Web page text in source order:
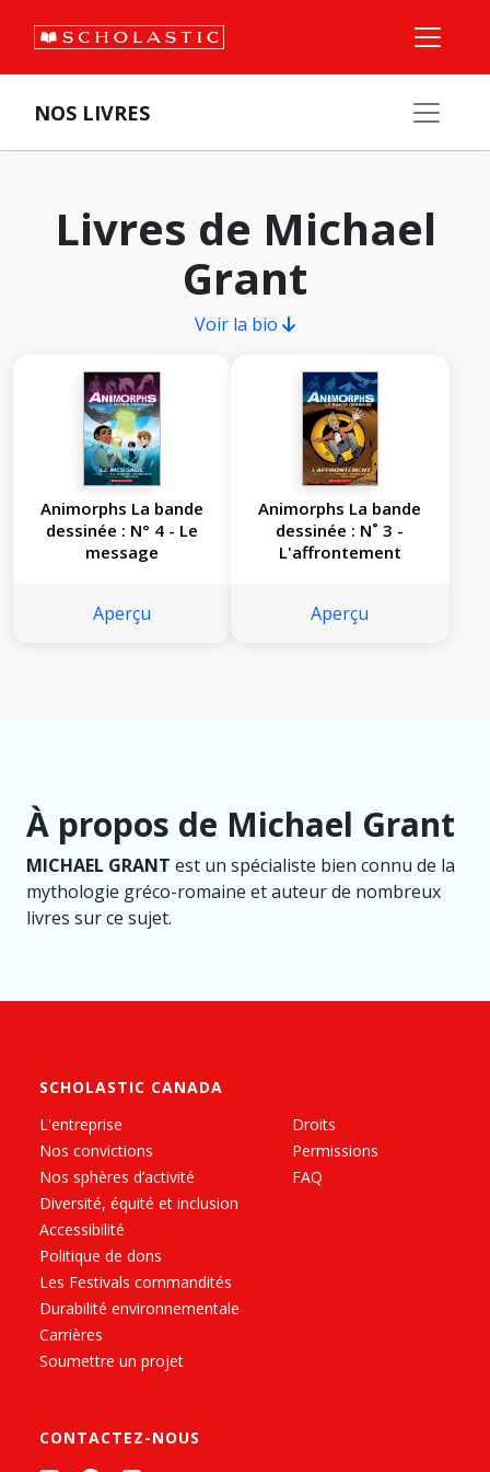
NOS LIVRES
Livres de Michael
Grant
Voir la bio
Animorphs La bande
dessinée : N° 4 - Le
message
Aperçu
Animorphs La bande
dessinée : N˚ 3 -
L'affrontement
Aperçu
À propos de Michael Grant
MICHAEL GRANT est un spécialiste bien connu de la
mythologie gréco-romaine et auteur de nombreux
livres sur ce sujet.
SCHOLASTIC CANADA
L'entreprise
Nos convictions
Nos sphères d’activité
Diversité, équité et inclusion
Accessibilité
Politique de dons
Les Festivals commandités
Durabilité environnementale
Carrières
Soumettre un projet
Droits
Permissions
FAQ
CONTACTEZ-NOUS